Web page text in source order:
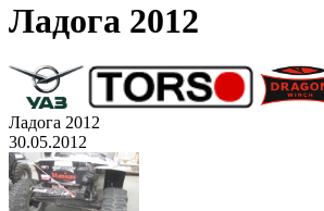
Ладога 2012
Ладога 2012
30.05.2012